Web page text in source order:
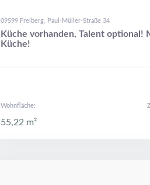
09599 Freiberg, Paul-Müller-Straße 34
Küche vorhanden, Talent
Küche!
Wohnfläche:
55,22 m²